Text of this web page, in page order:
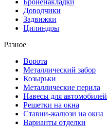
Доводчики
Задвижки
Цилиндры
Разное
Ворота
Металлический забор
Козырьки
Металлические перила
Навесы для автомобилей
Решетки на окна
Ставни-жалюзи на окна
Варианты отделки